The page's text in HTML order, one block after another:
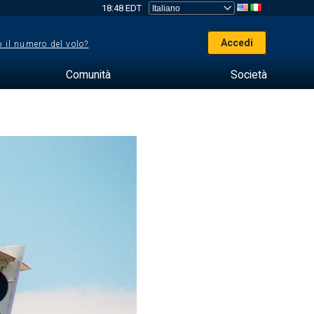
18:48 EDT
il numero del volo? Accedi
Comunità Società